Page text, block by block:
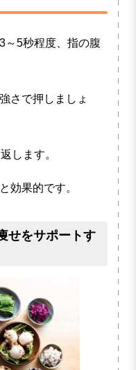
～5秒程度、指の腹
さで押しましょ
します。
効果的です。
せをサポートす